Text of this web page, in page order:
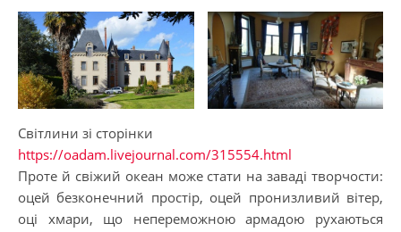
Світлини зі сторінки
https://oadam.livejournal.com/315554.html
Проте й свіжий океан може стати на заваді творчости:
оцей безконечний простір, оцей пронизливий вітер,
оці хмари, що непереможною армадою рухаються